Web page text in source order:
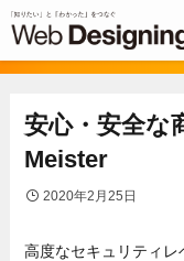
安心・安全な
Meister
2020年2月25日
高度なセキュリティ